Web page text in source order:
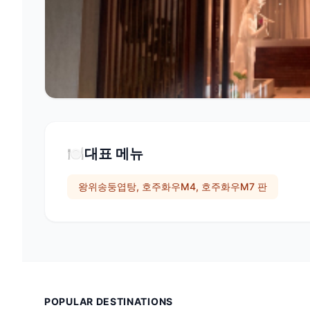
🍽️대표 메뉴
왕위송둥엽탕, 호주화우M4, 호주화우M7 판
POPULAR DESTINATIONS